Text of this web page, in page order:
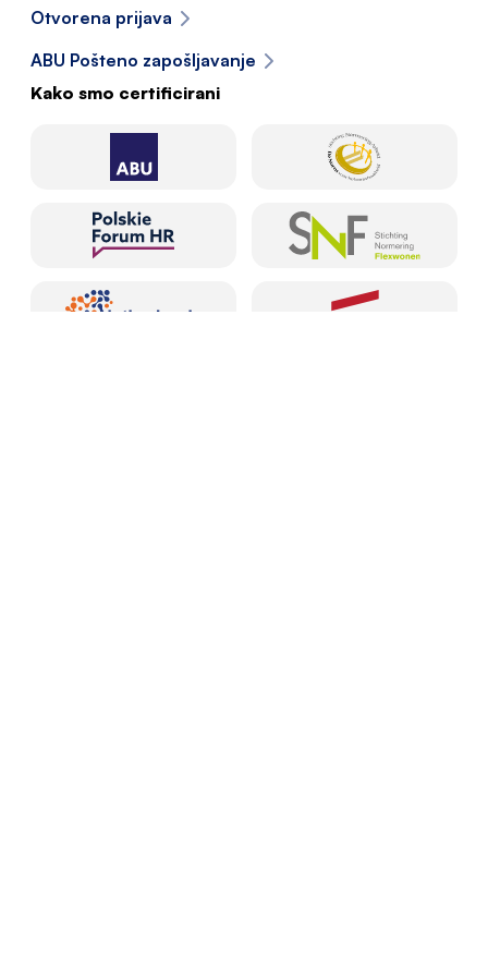
Otvorena prijava
ABU Pošteno zapošljavanje
Kako smo certificirani
Kontakt